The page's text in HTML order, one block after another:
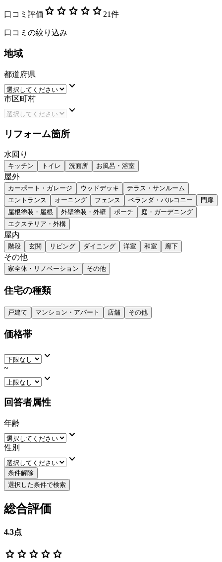
口コミ評価 star star star star star 21件
口コミの絞り込み
地域
都道府県
keyboard_arrow_down
市区町村
keyboard_arrow_down
リフォーム箇所
水回り
キッチン トイレ 洗面所 お風呂・浴室
屋外
カーポート・ガレージ ウッドデッキ
テラス・サンルーム
エントランス
オーニング フェンス ベランダ・バルコニー
門扉
屋根塗装・屋根
外壁塗装・外壁 ポーチ
庭・ガーデニング
エクステリア・外構
屋内
階段 玄関 リビング ダイニング 洋室 和室 廊下
その他
家全体・リノベーション その他
住宅の種類
戸建て マンション・アパート 店舗 その他
価格帯
keyboard_arrow_down
~
keyboard_arrow_down
回答者属性
年齢
keyboard_arrow_down
性別
keyboard_arrow_down
条件解除
選択した条件で検索
総合評価
4.3点
star star star star star